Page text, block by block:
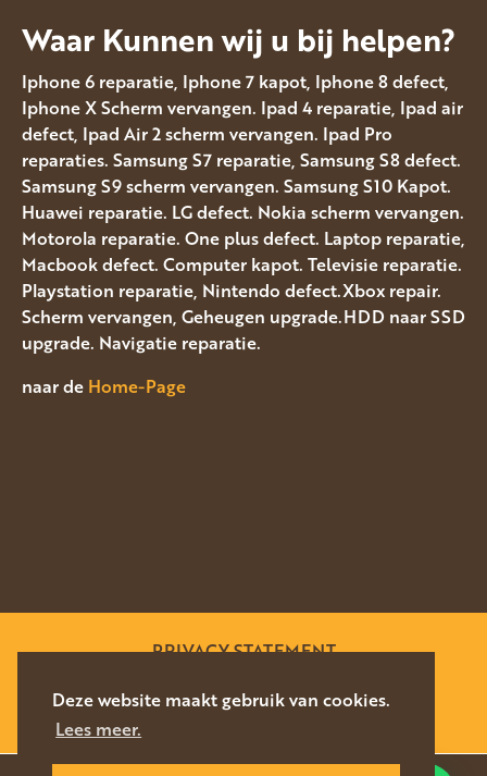
Deze website maakt gebruik van cookies.
Lees meer.
Waar Kunnen wij u bij helpen?
Iphone 6 reparatie, Iphone 7 kapot, Iphone 8 defect,
Iphone X Scherm vervangen. Ipad 4 reparatie, Ipad air
defect, Ipad Air 2 scherm vervangen. Ipad Pro
reparaties. Samsung S7 reparatie, Samsung S8 defect.
Samsung S9 scherm vervangen. Samsung S10 Kapot.
Huawei reparatie. LG defect. Nokia scherm vervangen.
Motorola reparatie. One plus defect. Laptop reparatie,
Macbook defect. Computer kapot. Televisie reparatie.
Playstation reparatie, Nintendo defect.Xbox repair.
Scherm vervangen, Geheugen upgrade.HDD naar SSD
upgrade. Navigatie reparatie.
naar de Home-Page
PRIVACY STATEMENT
WEBSITE DOOR